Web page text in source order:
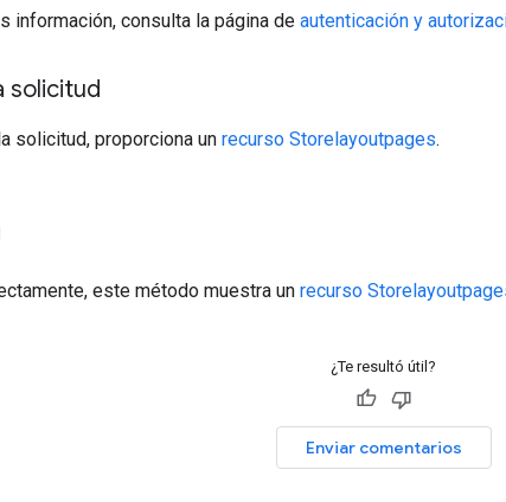
información, consulta la página de autenticación y
solicitud
solicitud, proporciona un recurso Storelayoutpages.
este método muestra un recurso
¿Te resultó útil?
Enviar comentarios